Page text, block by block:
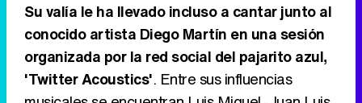
Su valía le ha llevado incluso a cantar junto al
conocido artista Diego Martín en una sesión
organizada por la red social del pajarito azul,
'Twitter Acoustics'. Entre sus influencias